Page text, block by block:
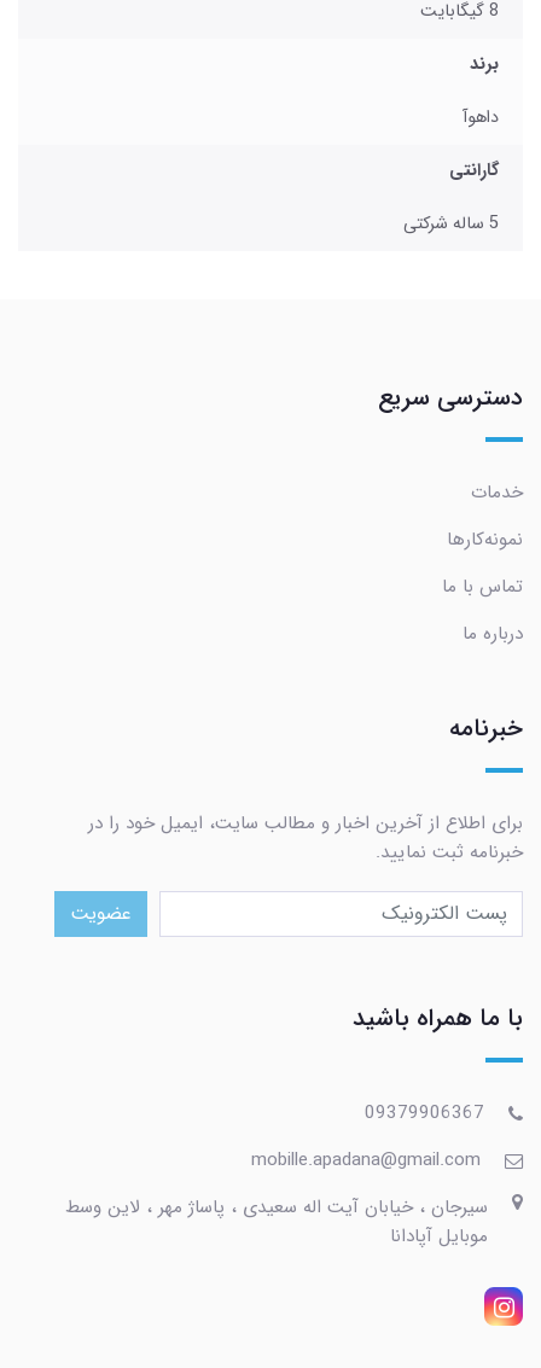
8 گیگابایت
برند
داهوآ
گارانتی
5 ساله شرکتی
دسترسی سریع
خدمات
نمونه‌کارها
تماس با ما
درباره ما
خبرنامه
برای اطلاع از آخرین اخبار و مطالب سایت، ایمیل خود را در
خبرنامه ثبت نمایید.
عضویت
با ما همراه باشید
09379906367
mobille.apadana@gmail.com
سیرجان ، خیابان آیت اله سعیدی ، پاساژ مهر ، لاین وسط
موبایل آپادانا